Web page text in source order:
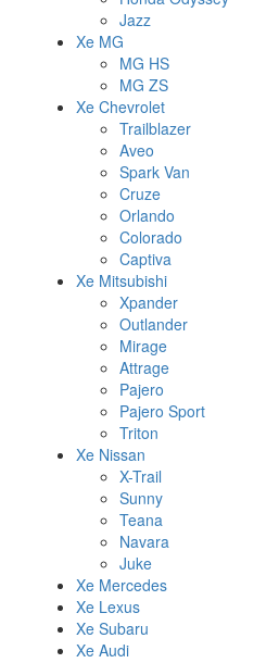
Jazz
Xe MG
MG HS
MG ZS
Xe Chevrolet
Trailblazer
Aveo
Spark Van
Cruze
Orlando
Colorado
Captiva
Xe Mitsubishi
Xpander
Outlander
Mirage
Attrage
Pajero
Pajero Sport
Triton
Xe Nissan
X-Trail
Sunny
Teana
Navara
Juke
Xe Mercedes
Xe Lexus
Xe Subaru
Xe Audi